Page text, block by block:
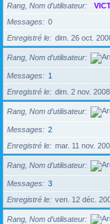
Rang, Nom d’utilisateur
Messages
0
Enregistré le
dim. 26 oct.
Rang, Nom d’utilisateur
Messages
1
Enregistré le
dim. 2 nov.
Rang, Nom d’utilisateur
Messages
2
Enregistré le
mar. 11 nov.
Rang, Nom d’utilisateur
Messages
3
Enregistré le
ven. 12 déc.
Rang, Nom d’utilisateur